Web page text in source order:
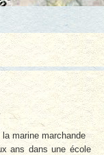
marine marchande
ans dans une école